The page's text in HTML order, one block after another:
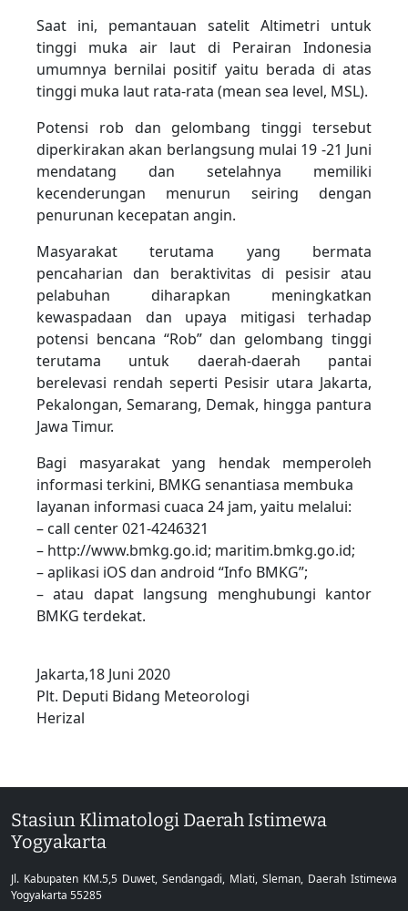
Saat ini, pemantauan satelit Altimetri untuk
tinggi muka air laut di Perairan Indonesia
umumnya bernilai positif yaitu berada di atas
tinggi muka laut rata-rata (mean sea level, MSL).
Potensi rob dan gelombang tinggi tersebut
diperkirakan akan berlangsung mulai 19 -21 Juni
mendatang dan setelahnya memiliki
kecenderungan menurun seiring dengan
penurunan kecepatan angin.
Masyarakat terutama yang bermata
pencaharian dan beraktivitas di pesisir atau
pelabuhan diharapkan meningkatkan
kewaspadaan dan upaya mitigasi terhadap
potensi bencana “Rob” dan gelombang tinggi
terutama untuk daerah-daerah pantai
berelevasi rendah seperti Pesisir utara Jakarta,
Pekalongan, Semarang, Demak, hingga pantura
Jawa Timur.
Bagi masyarakat yang hendak memperoleh
informasi terkini, BMKG senantiasa membuka
layanan informasi cuaca 24 jam, yaitu melalui:
– call center 021-4246321
– http://www.bmkg.go.id; maritim.bmkg.go.id;
– aplikasi iOS dan android “Info BMKG”;
– atau dapat langsung menghubungi kantor
BMKG terdekat.
Jakarta,18 Juni 2020
Plt. Deputi Bidang Meteorologi
Herizal
Stasiun Klimatologi Daerah Istimewa
Yogyakarta
Jl. Kabupaten KM.5,5 Duwet, Sendangadi, Mlati, Sleman, Daerah Istimewa
Yogyakarta 55285